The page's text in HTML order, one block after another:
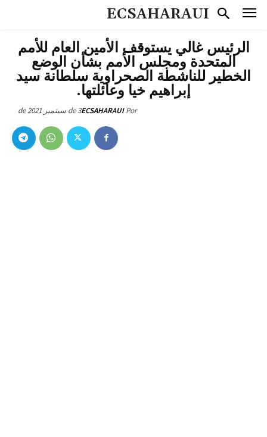
ECSAHARAUI
الرئيس غالي يستوقف الأمين العام للأمم
المتحدة ومجلس الأمم بشأن الوضع
الخطير للناشطة الصحراوية سلطانة سيد
إبراهيم خيا وعائلتها.
Por
ECSAHARAUI3 de سبتمبر de 2021